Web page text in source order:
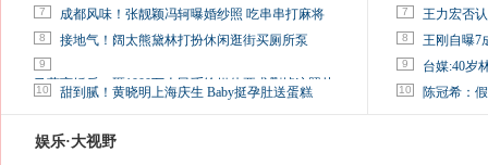
7 成都风味！张靓颖冯轲曝婚纱照 吃串串打麻将
8 接地气！阔太熊黛林打扮休闲逛街买厕所泵
9
马蓉离婚后，砸1000万人民币给媒体要求删掉这照片
10 甜到腻！黄晓明上海庆生 Baby挺孕肚送蛋糕
7 王力宏否
8 王刚自曝7
9 台媒:40岁
10 陈冠希：
娱乐·大视野